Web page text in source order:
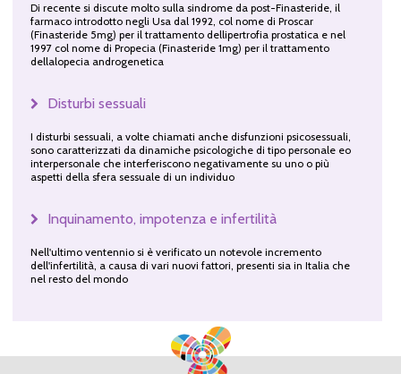
Di recente si discute molto sulla sindrome da post-Finasteride, il
farmaco introdotto negli Usa dal 1992, col nome di Proscar
(Finasteride 5mg) per il trattamento dellipertrofia prostatica e nel
1997 col nome di Propecia (Finasteride 1mg) per il trattamento
dellalopecia androgenetica
Disturbi sessuali
I disturbi sessuali, a volte chiamati anche disfunzioni psicosessuali,
sono caratterizzati da dinamiche psicologiche di tipo personale eo
interpersonale che interferiscono negativamente su uno o più
aspetti della sfera sessuale di un individuo
Inquinamento, impotenza e infertilità
Nell'ultimo ventennio si è verificato un notevole incremento
dell'infertilità, a causa di vari nuovi fattori, presenti sia in Italia che
nel resto del mondo